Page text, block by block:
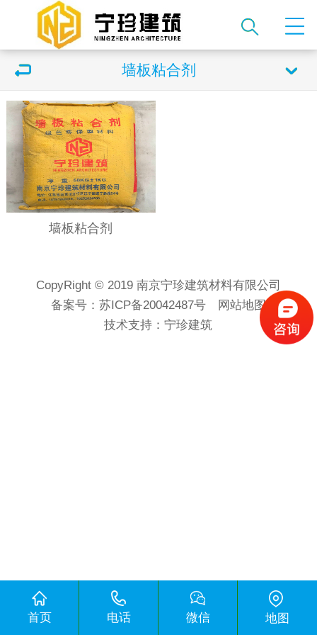
墙板粘合剂
墙板粘合剂
CopyRight © 2019 南京宁珍建筑材料有限公司
备案号： 苏ICP备20042487号
网站地图
技术支持：宁珍建筑
首页 电话 微信 地图